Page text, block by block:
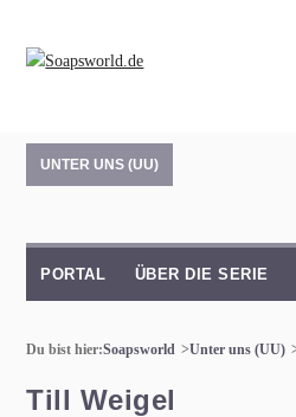
UNTER UNS (UU)
PORTAL ÜBER DIE SERIE
Du bist hier:Soapsworld Unter uns (UU)
Till Weigel